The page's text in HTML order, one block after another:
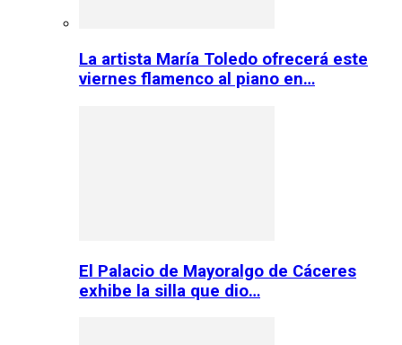
La artista María Toledo ofrecerá este
viernes flamenco al piano en…
El Palacio de Mayoralgo de Cáceres
exhibe la silla que dio…